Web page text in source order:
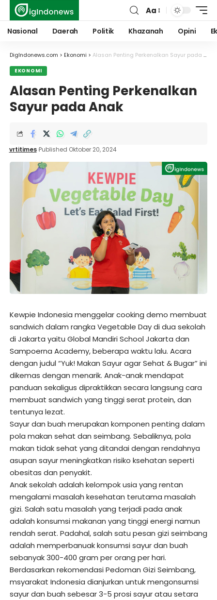
Font
Resizer
Aa
Nasional Daerah Politik Khazanah Opini
DigIndonews.com > Ekonomi > Alasan Penting Perkenalkan Sayur pada Anak
EKONOMI
Alasan Penting Perkenalkan
Sayur pada Anak
vrtitimes Published Oktober 20, 2024
Kewpie Indonesia menggelar cooking demo membuat
sandwich dalam rangka Vegetable Day di dua sekolah
di Jakarta yaitu Global Mandiri School Jakarta dan
Sampoerna Academy, beberapa waktu lalu. Acara
dengan judul “Yuk! Makan Sayur agar Sehat & Bugar” ini
dikemas dengan menarik. Anak-anak mendapat
panduan sekaligus dipraktikkan secara langsung cara
membuat sandwich yang tinggi serat protein, dan
tentunya lezat.
Sayur dan buah merupakan komponen penting dalam
pola makan sehat dan seimbang. Sebaliknya, pola
makan tidak sehat yang ditandai dengan rendahnya
asupan sayur meningkatkan risiko ksehatan seperti
obesitas dan penyakit.
Anak sekolah adalah kelompok usia yang rentan
mengalami masalah kesehatan terutama masalah
gizi. Salah satu masalah yang terjadi pada anak
adalah konsumsi makanan yang tinggi energi namun
rendah serat. Padahal, salah satu pesan gizi seimbang
adalah memperbanuak konsumsi sayur dan buah
sebanyak 300-400 gram per orang per hari.
Berdasarkan rekomendasi Pedoman Gizi Seimbang,
msyarakat Indonesia dianjurkan untuk mengonsumsi
sayur dan buah sebesar 3-5 prosi sayur atau setara